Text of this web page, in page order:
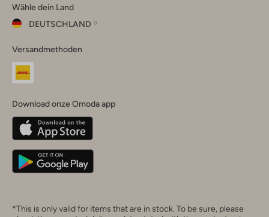
Instagram
Facebook
TikTok
Wähle dein Land
DEUTSCHLAND
dein
Land
Belgique(Français)
Deutschland
Versandmethoden
Download onze Omoda app
*This is only valid for items that are in stock. To be sure, please